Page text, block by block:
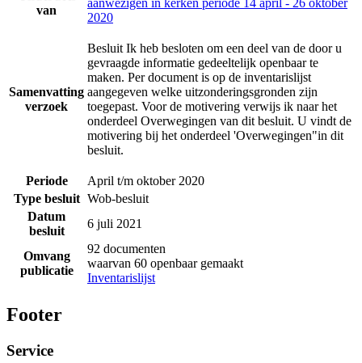
van
aanwezigen in kerken periode 14 april - 26 oktober
2020
Samenvatting
verzoek
Besluit Ik heb besloten om een deel van de door u
gevraagde informatie gedeeltelijk openbaar te
maken. Per document is op de inventarislijst
aangegeven welke uitzonderingsgronden zijn
toegepast. Voor de motivering verwijs ik naar het
onderdeel Overwegingen van dit besluit. U vindt de
motivering bij het onderdeel 'Overwegingen"in dit
besluit.
Periode
April t/m oktober 2020
Type besluit Wob-besluit
Datum
besluit
6 juli 2021
Omvang
publicatie
92 documenten
waarvan 60 openbaar gemaakt
Inventarislijst
Footer
Service